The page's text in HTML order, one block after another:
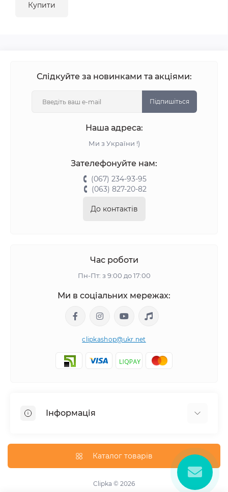
Купити
Слідкуйте за новинками та акціями:
Підпишіться
Наша адреса:
Ми з України !)
Зателефонуйте нам:
(067) 234-93-95
(063) 827-20-82
До контактів
Час роботи
Пн-Пт: з 9:00 до 17:00
Ми в соціальних мережах:
clipkashop@ukr.net
Інформація
Контакти
Каталог товарів
Clipka © 2026